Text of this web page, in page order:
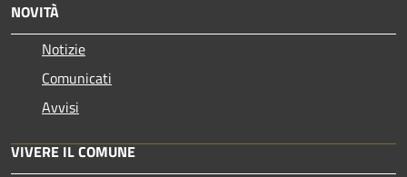
NOVITÀ
Notizie
Comunicati
Avvisi
VIVERE IL COMUNE